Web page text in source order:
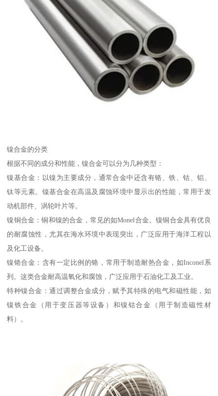
镍合金的分类
根据不同的成分和性能，镍合金可以分为几种类型：
镍基合金：以镍为主要成分，通常合金中还含有铬、铁、钴、铝、
钛等元素。镍基合金在高温及腐蚀环境中显示出的性能，常用于发
动机部件、涡轮叶片等。
镍铜合金：铜和镍的合金，常见的如Monel合金。镍铜合金具有优良
的耐腐蚀性，尤其在海水环境中表现突出，广泛应用于海洋工程以
及化工设备。
镍铬合金：含有一定比例的铬，常用于制造耐热合金，如Inconel系
列。这类合金耐高温氧化和腐蚀，广泛应用于石油化工及工业。
特种镍合金：通过调整合金成分，赋予其特殊的电气和磁性能，如
镍铁合金（用于变压器等设备）和镍钴合金（用于制造磁性材
料）。